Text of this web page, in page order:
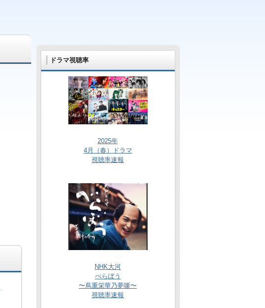
ドラマ視聴率
2025年
4月（春）ドラマ
視聴率速報
NHK大河
べらぼう
〜蔦重栄華乃夢噺〜
視聴率速報